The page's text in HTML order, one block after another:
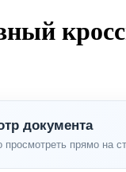
документа
прямо на